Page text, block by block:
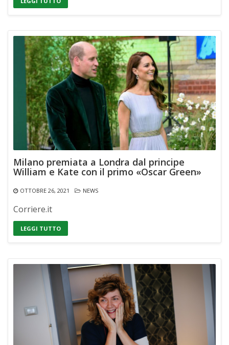
Milano premiata a Londra dal principe
William e Kate con il primo «Oscar Green»
OTTOBRE 26, 2021 NEWS
Corriere.it
LEGGI TUTTO